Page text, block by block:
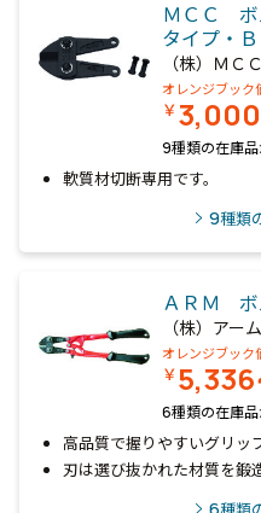
ＭＣＣ ボ
タイプ・
（株）ＭＣ
オレンジブック
￥
9種類の在庫
軟質材切断専用です。
9種類
ＡＲＭ ボ
（株）アー
オレンジブック
￥
6種類の在庫
高品質で握りやすいグリッ
刃は選び抜かれた材質を鍛